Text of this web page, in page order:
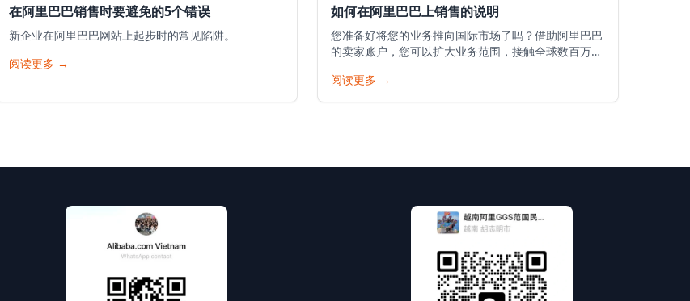
在阿里巴巴销售时要避免的5个错误
新企业在阿里巴巴网站上起步时的常见陷阱。
阅读更多 →
如何在阿里巴巴上销售的说明
您准备好将您的业务推向国际市场了吗？借助阿里巴巴
的卖家账户，您可以扩大业务范围，接触全球数百万潜
始您的销售之旅的详细指南。
阅读更多 →